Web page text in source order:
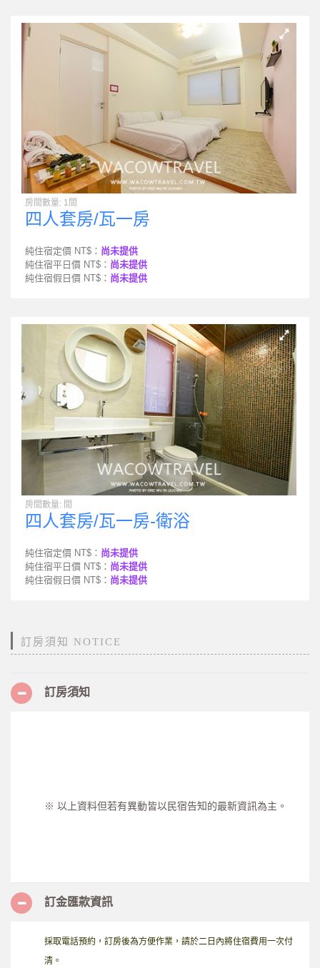
房間數量: 1間
四人套房/瓦一房
純住宿定價 NT$： 尚未提供
純住宿平日價 NT$： 尚未提供
純住宿假日價 NT$： 尚未提供
房間數量: 間
四人套房/瓦一房-衛浴
純住宿定價 NT$： 尚未提供
純住宿平日價 NT$： 尚未提供
純住宿假日價 NT$： 尚未提供
訂房須知 NOTICE
訂房須知
※ 以上資料但若有異動皆以民宿告知的最新資訊為主。
訂金匯款資訊
採取電話預約，訂房後為方便作業，請於二日內將住宿費用一次付
清。